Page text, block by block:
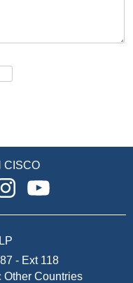
CISCO
- Ext 118
Other Countries